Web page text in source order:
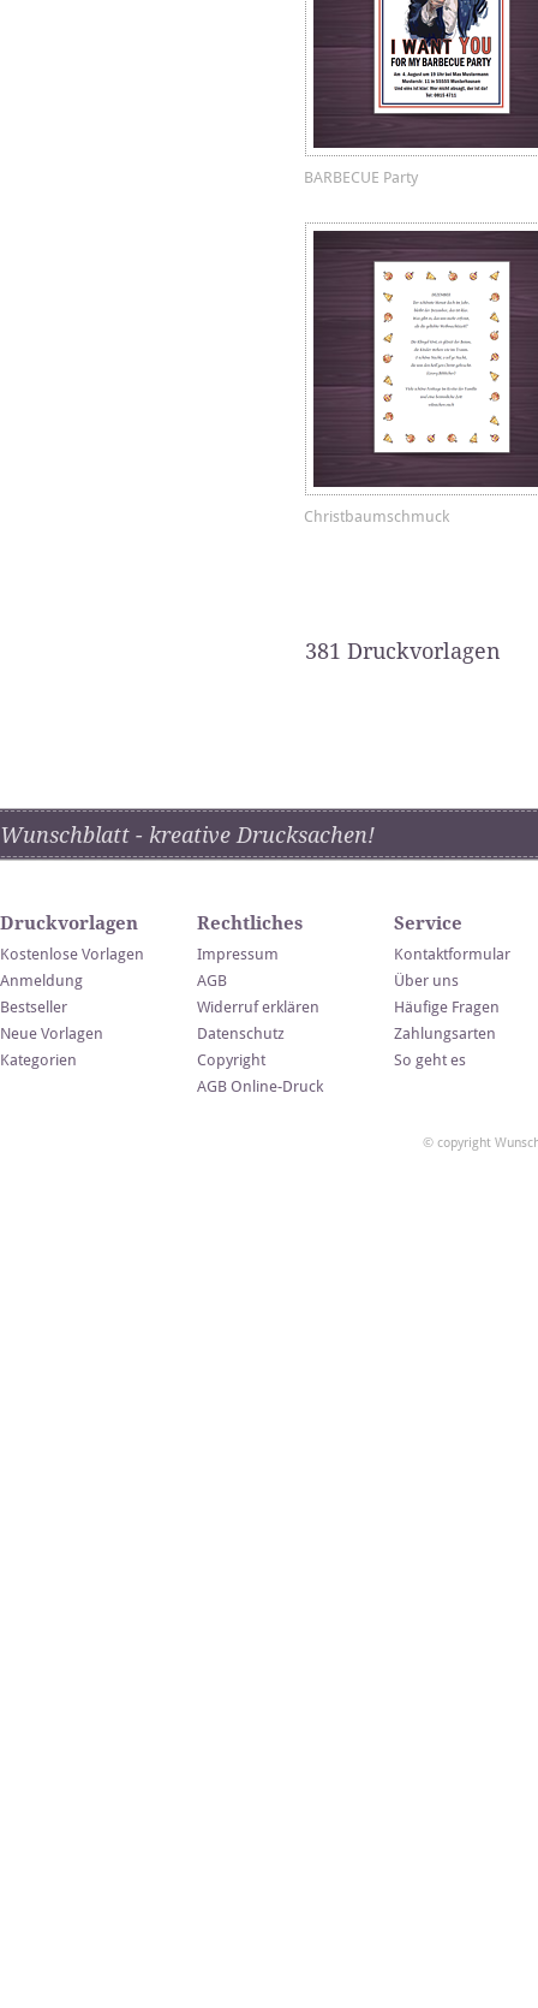
BARBECUE Party
Christbaumschmuck
381 Druckvorlagen
Wunschblatt - kreative Drucksachen!
Druckvorlagen
Kostenlose Vorlagen
Anmeldung
Bestseller
Neue Vorlagen
Kategorien
Rechtliches
Impressum
AGB
Widerruf erklären
Datenschutz
Copyright
AGB Online-Druck
Service
Kontaktformular
Über uns
Häufige Fragen
Zahlungsarten
So geht es
© copyright